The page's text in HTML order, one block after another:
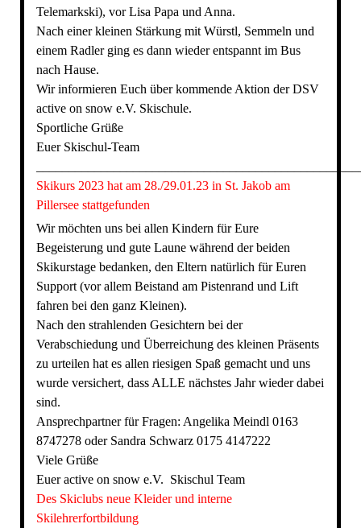
Telemarkski), vor Lisa Papa und Anna.
Nach einer kleinen Stärkung mit Würstl, Semmeln und
einem Radler ging es dann wieder entspannt im Bus
nach Hause.
Wir informieren Euch über kommende Aktion der DSV
active on snow e.V. Skischule.
Sportliche Grüße
Euer Skischul-Team
Skikurs 2023 hat am 28./29.01.23 in St. Jakob am
Pillersee stattgefunden
Wir möchten uns bei allen Kindern für Eure
Begeisterung und gute Laune während der beiden
Skikurstage bedanken, den Eltern natürlich für Euren
Support (vor allem Beistand am Pistenrand und Lift
fahren bei den ganz Kleinen).
Nach den strahlenden Gesichtern bei der
Verabschiedung und Überreichung des kleinen Präsents
zu urteilen hat es allen riesigen Spaß gemacht und uns
wurde versichert, dass ALLE nächstes Jahr wieder dabei
sind.
Ansprechpartner für Fragen: Angelika Meindl 0163
8747278 oder Sandra Schwarz 0175 4147222
Viele Grüße
Euer active on snow e.V. Skischul Team
Des Skiclubs neue Kleider und interne
Skilehrerfortbildung